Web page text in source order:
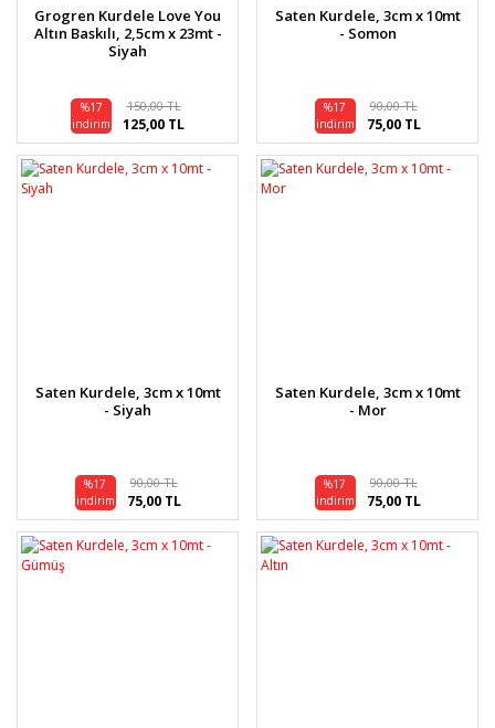
Grogren Kurdele Love You
Altın Baskılı, 2,5cm x 23mt -
Siyah
%17
indirim
150,00 TL
125,00 TL
Saten Kurdele, 3cm x 10mt
- Somon
%17
indirim
90,00 TL
75,00 TL
Saten Kurdele, 3cm x 10mt
- Siyah
%17
indirim
90,00 TL
75,00 TL
Saten Kurdele, 3cm x 10mt
- Mor
%17
indirim
90,00 TL
75,00 TL